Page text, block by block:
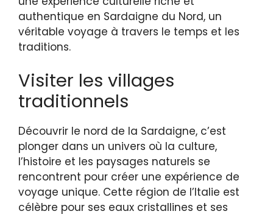
authentique en Sardaigne du Nord, un
véritable voyage à travers le temps et les
traditions.
Visiter les villages
traditionnels
Découvrir le nord de la Sardaigne, c’est
plonger dans un univers où la culture,
l’histoire et les paysages naturels se
rencontrent pour créer une expérience de
voyage unique. Cette région de l’Italie est
célèbre pour ses eaux cristallines et ses